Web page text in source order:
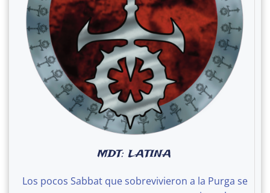
MDT: LATINA
Los pocos Sabbat que sobrevivieron a la Purga se